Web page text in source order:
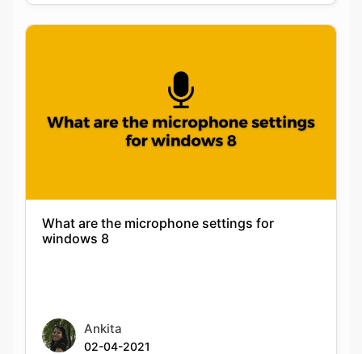
What are the microphone settings for
windows 8
Ankita
02-04-2021